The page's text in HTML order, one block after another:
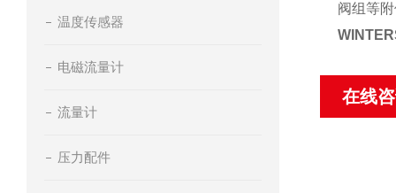
阀组等
在线
温度传感器
电磁流量计
流量计
压力配件